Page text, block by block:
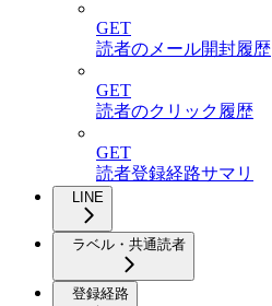
GET
読者のメール開封履歴
GET
読者のクリック履歴
GET
読者登録経路サマリ
LINE
ラベル・共通読者
登録経路